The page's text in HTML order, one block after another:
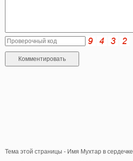
Тема этой страницы - Имя Мухтар в сердечке.